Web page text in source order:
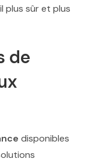
plus sûr et plus
de
disponibles